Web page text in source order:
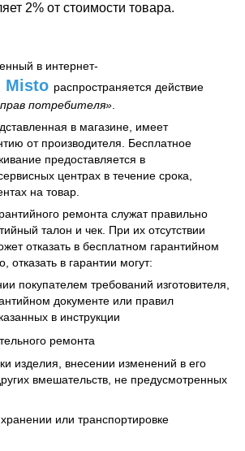
2% от стоимости товара.
в интернет-
Misto распространяется действие
потребителя».
в магазине, имеет
от производителя. Бесплатное
предоставляется в
центрах в течение срока,
на товар.
ремонта служат правильно
талон и чек. При их отсутствии
отказать в бесплатном гарантийном
отказать в гарантии могут:
покупателем требований изготовителя,
документе или правил
в инструкции
ремонта
изделия, внесении изменений в его
вмешательств, не предусмотренных
или транспортировке